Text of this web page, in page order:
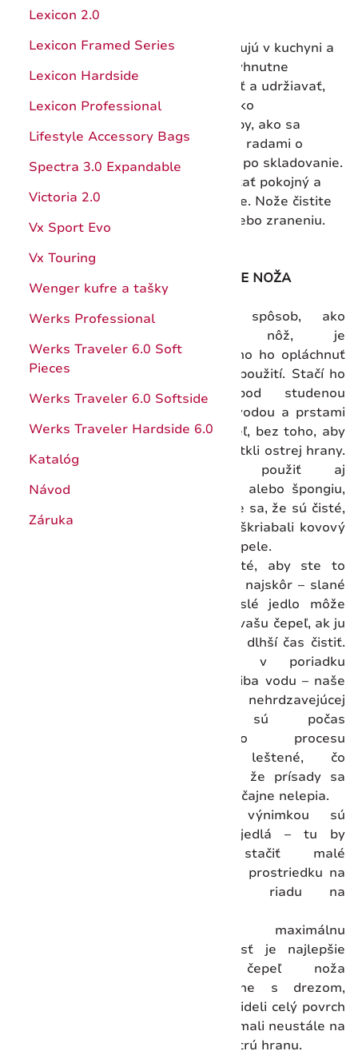
Hunter Pro
Štepárske a záhradnícke nože
Nože s pevnou čepeľou
Puzdrá
Príslušenstvo a doplnky
Katalóg
Záruka
Kuchynské pomôcky
Ocieľky, brúsenie
Katalóg
Návody
Záruka
Lexicon 2.0
Lexicon Framed Series
Lexicon Hardside
Lexicon Professional
Lifestyle Accessory Bags
Spectra 3.0 Expandable
Victoria 2.0
Vx Sport Evo
Vx Touring
Wenger kufre a tašky
Werks Professional
Werks Traveler 6.0 Soft
Pieces
Werks Traveler 6.0 Softside
Werks Traveler Hardside 6.0
Katalóg
Návod
Záruka
KUCHYNSKÉ NOŽE
Sekanie a krájanie: nože tvrdo pracujú v kuchyni a
pri každodennom používaní sa nevyhnutne
zašpinia. Čím lepšie ich budete čistiť a udržiavať,
tým dlhšie vydržia. Môže to znieť ako
samozrejmosť. Prečítajte si naše tipy, ako sa
správne starať o čepeľ aj rukoväť, s radami o
všetkom od umývania a sušenia až po skladovanie.
Naším najdôležitejším tipom je zostať pokojný a
zaobchádzať s nožmi vždy bezpečne. Nože čistite
opatrne, aby ste predišli nehode alebo zraneniu.
UMÝVANIE NOŽA
Najlepší spôsob, ako
vyčistiť nôž, je
jednoducho ho opláchnuť
hneď po použití. Stačí ho
držať pod studenou
tečúcou vodou a prstami
trieť čepeľ, bez toho, aby
ste sa dotkli ostrej hrany.
Môžete použiť aj
handričku alebo špongiu,
ale uistite sa, že sú čisté,
aby nepoškriabali kovový
povrch čepele.
Je dôležité, aby ste to
urobili čo najskôr – slané
alebo kyslé jedlo môže
poškodiť vašu čepeľ, ak ju
nebudete dlhší čas čistiť.
Je tiež v poriadku
používať iba vodu – naše
čepele z nehrdzavejúcej
ocele sú počas
výrobného procesu
vysoko leštené, čo
znamená, že prísady sa
na ne zvyčajne nelepia.
Jedinou výnimkou sú
mastné jedlá – tu by
malo stačiť malé
množstvo prostriedku na
umývanie riadu na
Pre maximálnu
bezpečnosť je najlepšie
držať čepeľ noža
rovnobežne s drezom,
aby ste videli celý povrch
čepele a mali neustále na
očiach ostrú hranu.